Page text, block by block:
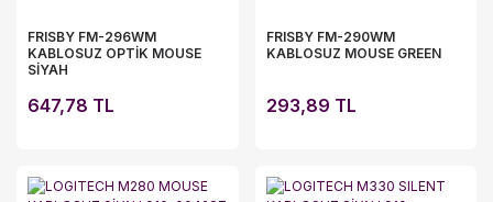
FRISBY FM-296WM
KABLOSUZ OPTİK MOUSE
SİYAH
647,78 TL
FRISBY FM-290WM
KABLOSUZ MOUSE GREEN
293,89 TL